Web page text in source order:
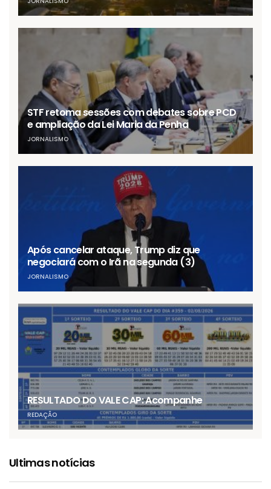
STF retoma sessões com debates sobre PCD
e ampliação da Lei Maria da Penha
JORNALISMO
Após cancelar ataque, Trump diz que
negociará com o Irã na segunda (3)
JORNALISMO
RESULTADO DO VALE CAP: Acompanhe
REDAÇÃO
Ultimas notícias